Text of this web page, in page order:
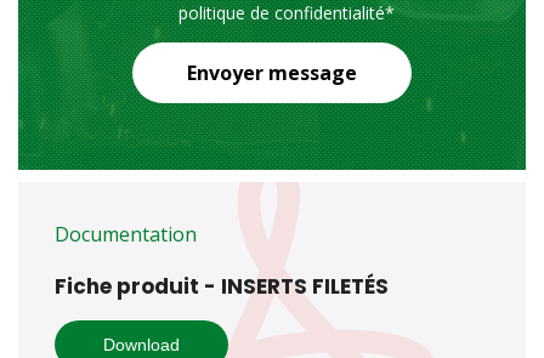
politique de confidentialité*
Envoyer message
Documentation
Fiche produit - INSERTS FILETÉS
Download